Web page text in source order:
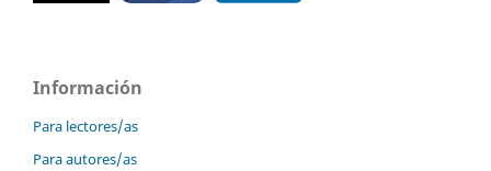
Información
Para lectores/as
Para autores/as